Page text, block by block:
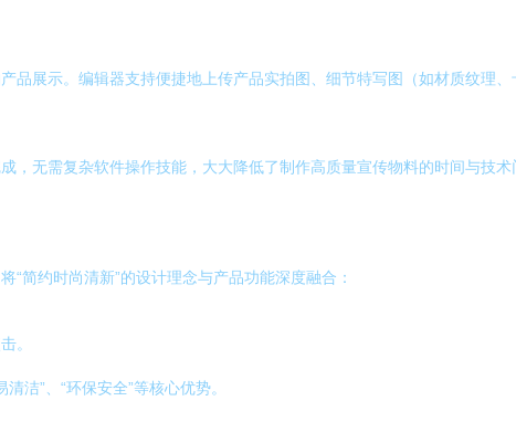
品展示。编辑器支持便捷地上传产品实拍图、细节特写图（如材质纹理
，无需复杂软件操作技能，大大降低了制作高质量宣传物料的时间与技术
简约时尚清新”的设计理念与产品功能深度融合：
。
洁”、“环保安全”等核心优势。